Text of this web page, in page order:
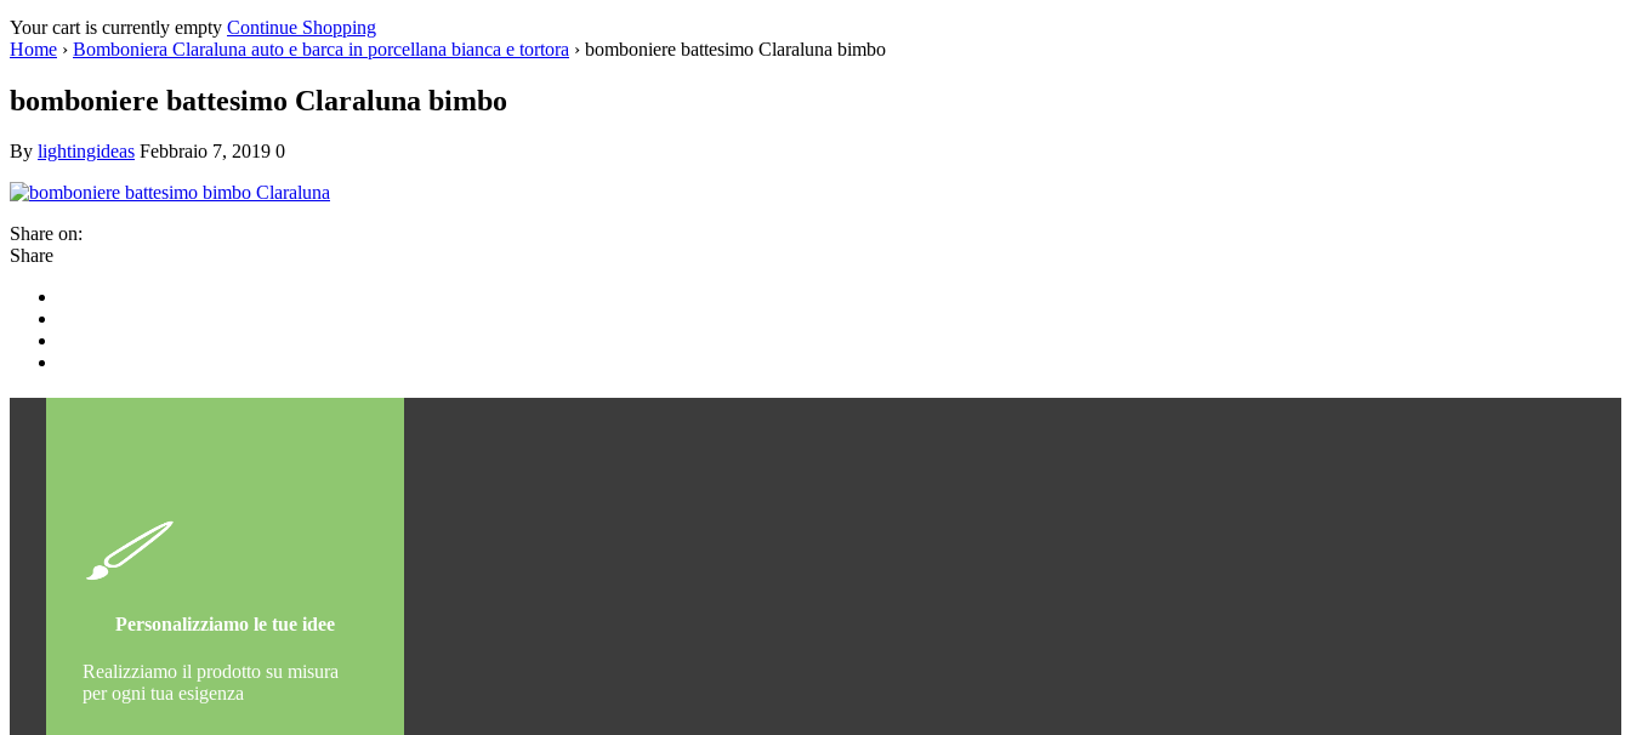
Your cart is currently empty Continue Shopping
Home › Bomboniera Claraluna auto e barca in porcellana bianca e tortora › bomboniere battesimo Claraluna bimbo
bomboniere battesimo Claraluna bimbo
By lightingideas Febbraio 7, 2019 0
Share on:
Share
Personalizziamo le tue idee
Realizziamo il prodotto su misura
per ogni tua esigenza